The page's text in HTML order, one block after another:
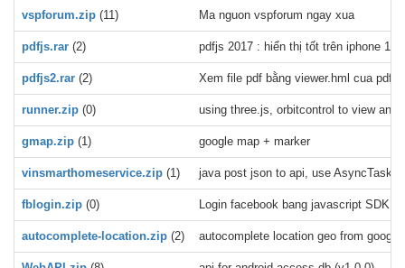
vspforum.zip (11) Ma nguon vspforum ngay xua
pdfjs.rar (2) pdfjs 2017 : hiển thị tốt trên iphone
pdfjs2.rar (2) Xem file pdf bằng viewer.hml cua
runner.zip (0) using three.js, orbitcontrol to view an
gmap.zip (1) google map + marker
vinsmarthomeservice.zip (1) java post json to api, use AsyncTask,
fblogin.zip (0) Login facebook bang javascript SDK
autocomplete-location.zip (2) autocomplete location geo from